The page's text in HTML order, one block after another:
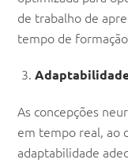
de trabalho de
tempo de
As concepções
em tempo real, ao
adaptabilidade